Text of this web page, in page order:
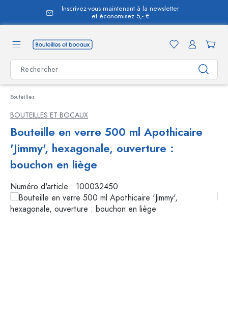
principal
Inscrivez-vous maintenant à la newsletter
et économisez 5,- €
Bouteilles
BOUTEILLES ET BOCAUX
Bouteille en verre 500 ml Apothicaire
'Jimmy', hexagonale, ouverture :
bouchon en liège
Numéro d'article : 100032450